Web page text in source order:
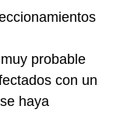
probable
con un
haya